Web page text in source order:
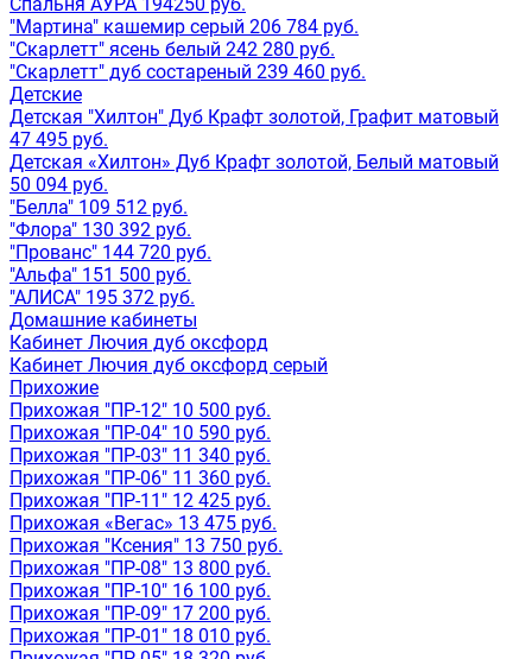
"Мартина" кашемир серый 206 784 руб.
"Скарлетт" ясень белый 242 280 руб.
"Скарлетт" дуб состареный 239 460 руб.
Детские
Детская "Хилтон" Дуб Крафт золотой, Графит матовый
47 495 руб.
Детская «Хилтон» Дуб Крафт золотой, Белый матовый
50 094 руб.
"Белла" 109 512 руб.
"Флора" 130 392 руб.
"Прованс" 144 720 руб.
"Альфа" 151 500 руб.
"АЛИСА" 195 372 руб.
Домашние кабинеты
Кабинет Лючия дуб оксфорд
Кабинет Лючия дуб оксфорд серый
Прихожие
Прихожая "ПР-12" 10 500 руб.
Прихожая "ПР-04" 10 590 руб.
Прихожая "ПР-03" 11 340 руб.
Прихожая "ПР-06" 11 360 руб.
Прихожая "ПР-11" 12 425 руб.
Прихожая «Вегас» 13 475 руб.
Прихожая "Ксения" 13 750 руб.
Прихожая "ПР-08" 13 800 руб.
Прихожая "ПР-10" 16 100 руб.
Прихожая "ПР-09" 17 200 руб.
Прихожая "ПР-01" 18 010 руб.